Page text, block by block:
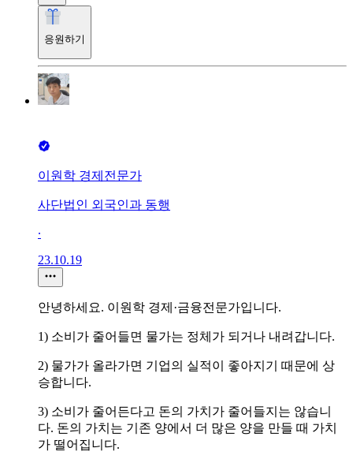
응원하기
이원학 경제전문가
사단법인 외국인과 동행
∙
23.10.19
안녕하세요. 이원학 경제·금융전문가입니다.
1) 소비가 줄어들면 물가는 정체가 되거나 내려갑니다.
2) 물가가 올라가면 기업의 실적이 좋아지기 때문에 상
승합니다.
3) 소비가 줄어든다고 돈의 가치가 줄어들지는 않습니
다. 돈의 가치는 기존 양에서 더 많은 양을 만들 때 가치
가 떨어집니다.